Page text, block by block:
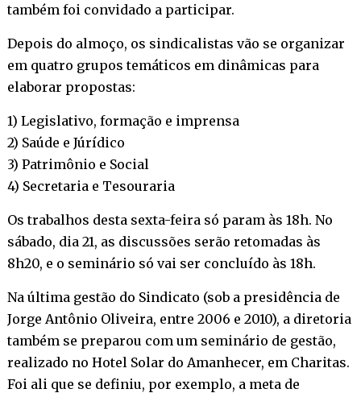
também foi convidado a participar.
Depois do almoço, os sindicalistas vão se organizar
em quatro grupos temáticos em dinâmicas para
elaborar propostas:
1) Legislativo, formação e imprensa
2) Saúde e Júrídico
3) Patrimônio e Social
4) Secretaria e Tesouraria
Os trabalhos desta sexta-feira só param às 18h. No
sábado, dia 21, as discussões serão retomadas às
8h20, e o seminário só vai ser concluído às 18h.
Na última gestão do Sindicato (sob a presidência de
Jorge Antônio Oliveira, entre 2006 e 2010), a diretoria
também se preparou com um seminário de gestão,
realizado no Hotel Solar do Amanhecer, em Charitas.
Foi ali que se definiu, por exemplo, a meta de